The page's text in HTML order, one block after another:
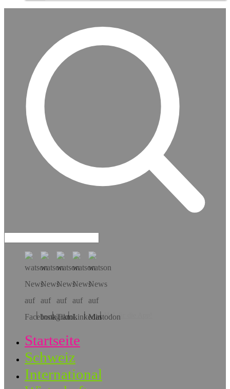
Hol dir die App!
Startseite
Schweiz
International